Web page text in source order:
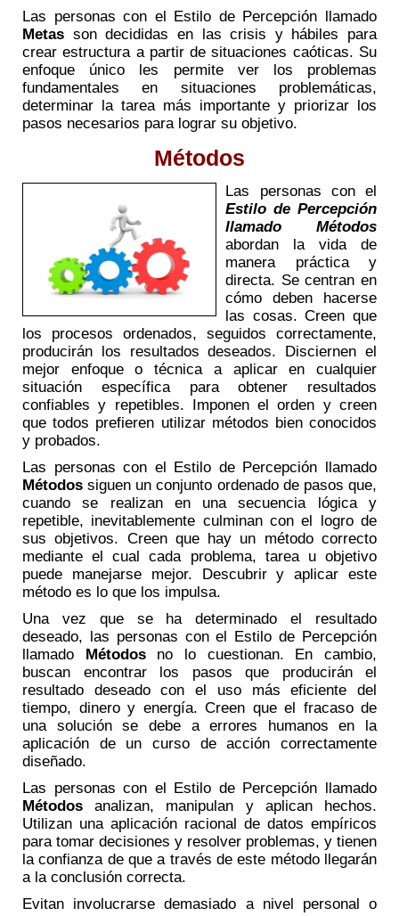
Las personas con el Estilo de Percepción llamado
Metas son decididas en las crisis y hábiles para
crear estructura a partir de situaciones caóticas. Su
enfoque único les permite ver los problemas
fundamentales en situaciones problemáticas,
determinar la tarea más importante y priorizar los
pasos necesarios para lograr su objetivo.
Métodos
Las personas con el
Estilo de Percepción
llamado Métodos
abordan la vida de
manera práctica y
directa. Se centran en
cómo deben hacerse
las cosas. Creen que
los procesos ordenados, seguidos correctamente,
producirán los resultados deseados. Disciernen el
mejor enfoque o técnica a aplicar en cualquier
situación específica para obtener resultados
confiables y repetibles. Imponen el orden y creen
que todos prefieren utilizar métodos bien conocidos
y probados.
Las personas con el Estilo de Percepción llamado
Métodos siguen un conjunto ordenado de pasos que,
cuando se realizan en una secuencia lógica y
repetible, inevitablemente culminan con el logro de
sus objetivos. Creen que hay un método correcto
mediante el cual cada problema, tarea u objetivo
puede manejarse mejor. Descubrir y aplicar este
método es lo que los impulsa.
Una vez que se ha determinado el resultado
deseado, las personas con el Estilo de Percepción
llamado
Métodosno lo cuestionan. En cambio,
buscan encontrar los pasos que producirán el
resultado deseado con el uso más eficiente del
tiempo, dinero y energía. Creen que el fracaso de
una solución se debe a errores humanos en la
aplicación de un curso de acción correctamente
diseñado.
Las personas con el Estilo de Percepción llamado
Métodos analizan, manipulan y aplican hechos.
Utilizan una aplicación racional de datos empíricos
para tomar decisiones y resolver problemas, y tienen
la confianza de que a través de este método llegarán
a la conclusión correcta.
Evitan involucrarse demasiado a nivel personal o